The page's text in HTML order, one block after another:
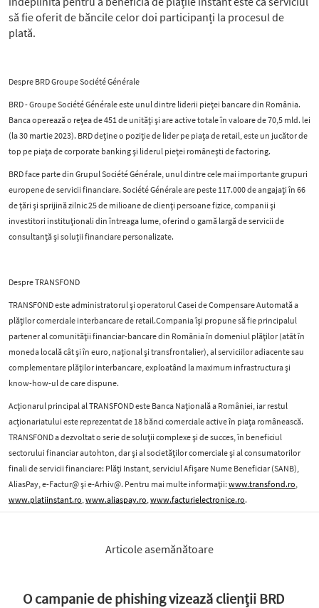
să fie oferit de băncile celor doi participanți la procesul de
plată.
Despre BRD Groupe Société Générale
BRD - Groupe Société Générale este unul dintre liderii pieței bancare din România.
Banca operează o rețea de 451 de unități și are active totale în valoare de 70,5 mld. lei
(la 30 martie 2023). BRD deține o poziție de lider pe piața de retail, este un jucător de
top pe piața de corporate banking și liderul pieței românești de factoring.
BRD face parte din Grupul Société Générale, unul dintre cele mai importante grupuri
europene de servicii financiare. Société Générale are peste 117.000 de angajați în 66
de țări și sprijină zilnic 25 de milioane de clienți persoane fizice, companii și
investitori instituționali din întreaga lume, oferind o gamă largă de servicii de
consultanță și soluții financiare personalizate.
Despre TRANSFOND
TRANSFOND este administratorul și operatorul Casei de Compensare Automată a
plăților comerciale interbancare de retail.Compania își propune să fie principalul
partener al comunităţii financiar-bancare din România în domeniul plăților (atât în
moneda locală cât și în euro, național și transfrontalier), al serviciilor adiacente sau
complementare plăţilor interbancare, exploatând la maximum infrastructura şi
know-how-ul de care dispune.
Acționarul principal al TRANSFOND este Banca Națională a României, iar restul
acționariatului este reprezentat de 18 bănci comerciale active în piața românească.
TRANSFOND a dezvoltat o serie de soluții complexe și de succes, în beneficiul
sectorului financiar autohton, dar și al societăților comerciale și al consumatorilor
finali de servicii financiare: Plăți Instant, serviciul Afișare Nume Beneficiar (SANB),
AliasPay, e-Factur@ și e-Arhiv@. Pentru mai multe informații: www.transfond.ro,
www.platiinstant.ro,www.aliaspay.ro,www.facturielectronice.ro.
Articole asemănătoare
O campanie de phishing vizează clienții BRD